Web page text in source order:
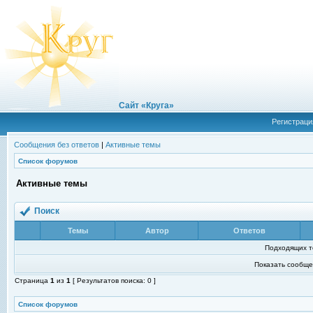
Сайт «Круга»
Сообщения без ответов | Активные темы
Список форумов
Активные темы
Поиск
Темы Автор Ответов
Подходящих
Показать
Страница 1 из 1 [ Результатов поиска: 0 ]
Список форумов